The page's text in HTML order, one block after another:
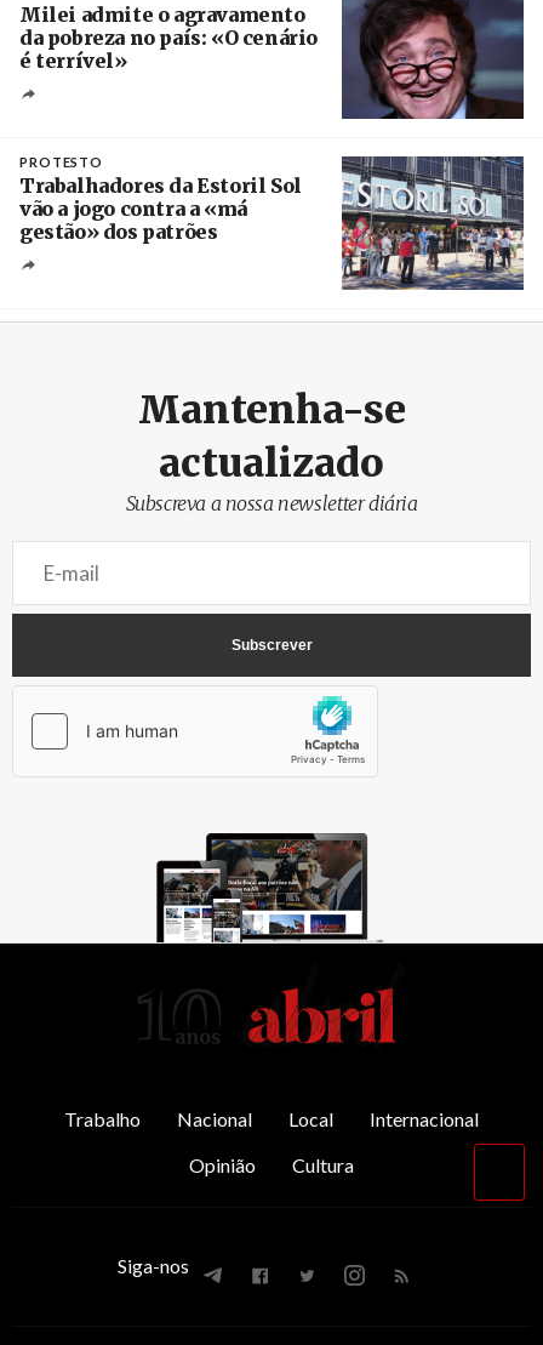
Milei admite o agravamento
da pobreza no país: «O cenário
é terrível»
PROTESTO
Trabalhadores da Estoril Sol
vão a jogo contra a «má
gestão» dos patrões
Mantenha-se
actualizado
Subscreva a nossa newsletter diária
Trabalho Nacional Local
Internacional
Opinião
Cultura
Siga-nos